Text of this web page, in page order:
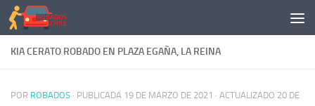
Saltar al contenido
KIA CERATO ROBADO EN PLAZA EGAÑA, LA REINA
POR ROBADOS · PUBLICADA 19 DE MARZO DE 2021 · ACTUALIZADO 20 DE